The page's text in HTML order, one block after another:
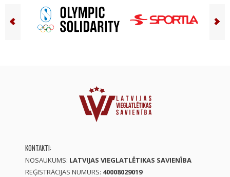
KONTAKTI:
NOSAUKUMS: LATVIJAS VIEGLATLĒTIKAS SAVIENĪBA
REĢISTRĀCIJAS NUMURS: 40008029019